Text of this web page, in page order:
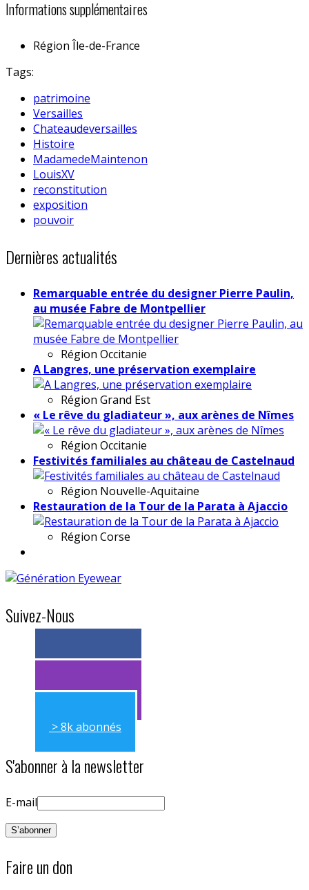
Informations supplémentaires
Région Île-de-France
Tags:
patrimoine
Versailles
Chateaudeversailles
Histoire
MadamedeMaintenon
LouisXV
reconstitution
exposition
pouvoir
Dernières actualités
Remarquable entrée du designer Pierre Paulin,
au musée Fabre de Montpellier
Région Occitanie
A Langres, une préservation exemplaire
Région Grand Est
« Le rêve du gladiateur », aux arènes de Nîmes
Région Occitanie
Festivités familiales au château de Castelnaud
Région Nouvelle-Aquitaine
Restauration de la Tour de la Parata à Ajaccio
Région Corse
Suivez-Nous
> 11k abonnés
> 11k abonnés
> 8k abonnés
S'abonner à la newsletter
E-mail
Faire un don